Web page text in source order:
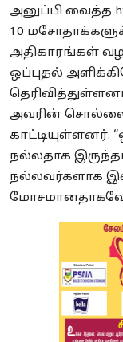
அனுப்பி வைத்த
10
அதிகாரங்கள்
ஒப்புதல்
அவரின்
காட்டியுள்ளனர்.
நல்லதாக
நல்லவர்களாக
மோசமானதாகவே